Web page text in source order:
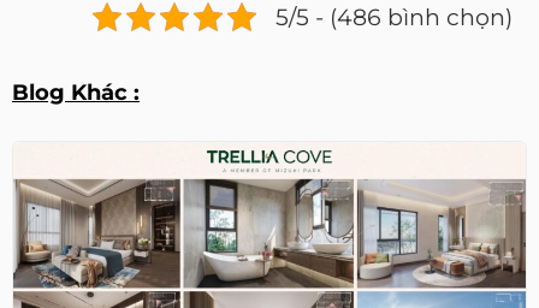
5/5 - (486 bình chọn)
Blog Khác :